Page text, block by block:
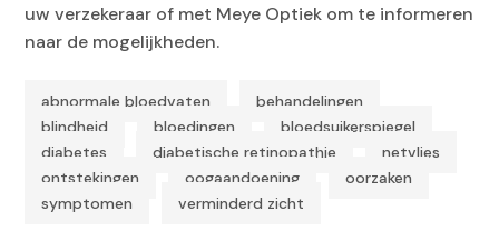
uw verzekeraar of met Meye Optiek om te informeren
naar de mogelijkheden.
abnormale bloedvaten behandelingen
blindheid bloedingen bloedsuikerspiegel
diabetes diabetische retinopathie netvlies
ontstekingen oogaandoening oorzaken
symptomen verminderd zicht